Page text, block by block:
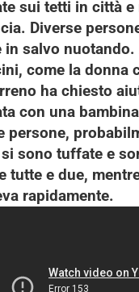
sui tetti in città e
Diverse
in salvo
come la donna
ha chiesto
con una
persone,
sono tuffate e
tutte e due,
rapidamente.